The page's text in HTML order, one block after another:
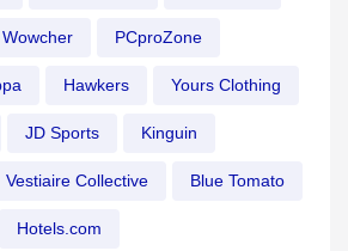
Wowcher PCproZone
Hawkers Yours Clothing
JD Sports Kinguin
Vestiaire Collective Blue Tomato
Hotels.com